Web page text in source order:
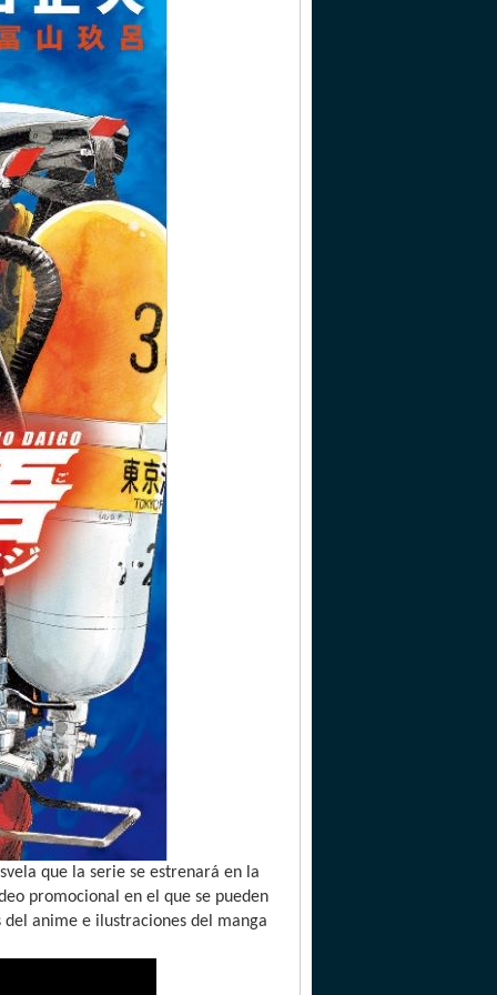
que la serie se estrenará en la
promocional en el que se pueden
del anime e ilustraciones del manga